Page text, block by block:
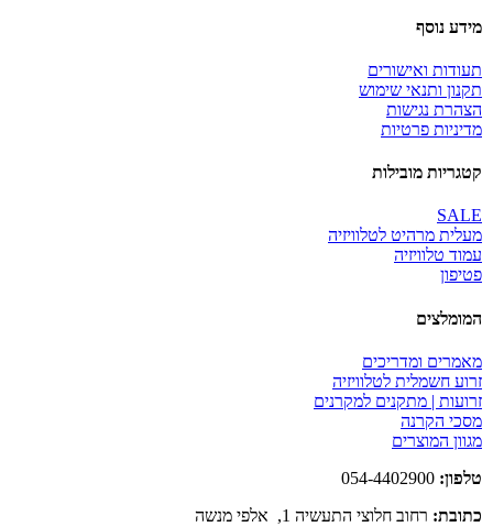
מידע נוסף
תעודות ואישורים
תקנון ותנאי שימוש
הצהרת נגישות
מדיניות פרטיות
קטגריות מובילות
SALE
מעלית מרהיט לטלוויזיה
עמוד טלוויזיה
פטיפון
המומלצים
מאמרים ומדריכים
זרוע חשמלית לטלוויזיה
זרועות | מתקנים למקרנים
מסכי הקרנה
מגוון המוצרים
טלפון:
כתובת: רחוב חלוצי התעשיה 1, אלפי מנשה